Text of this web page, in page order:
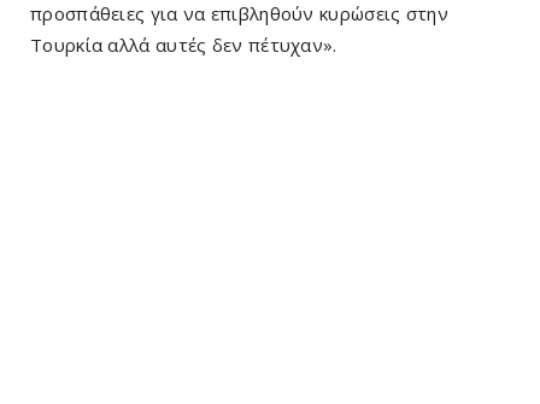
προσπάθειες για να επιβληθούν κυρώσεις στην
Τουρκία αλλά αυτές δεν πέτυχαν».